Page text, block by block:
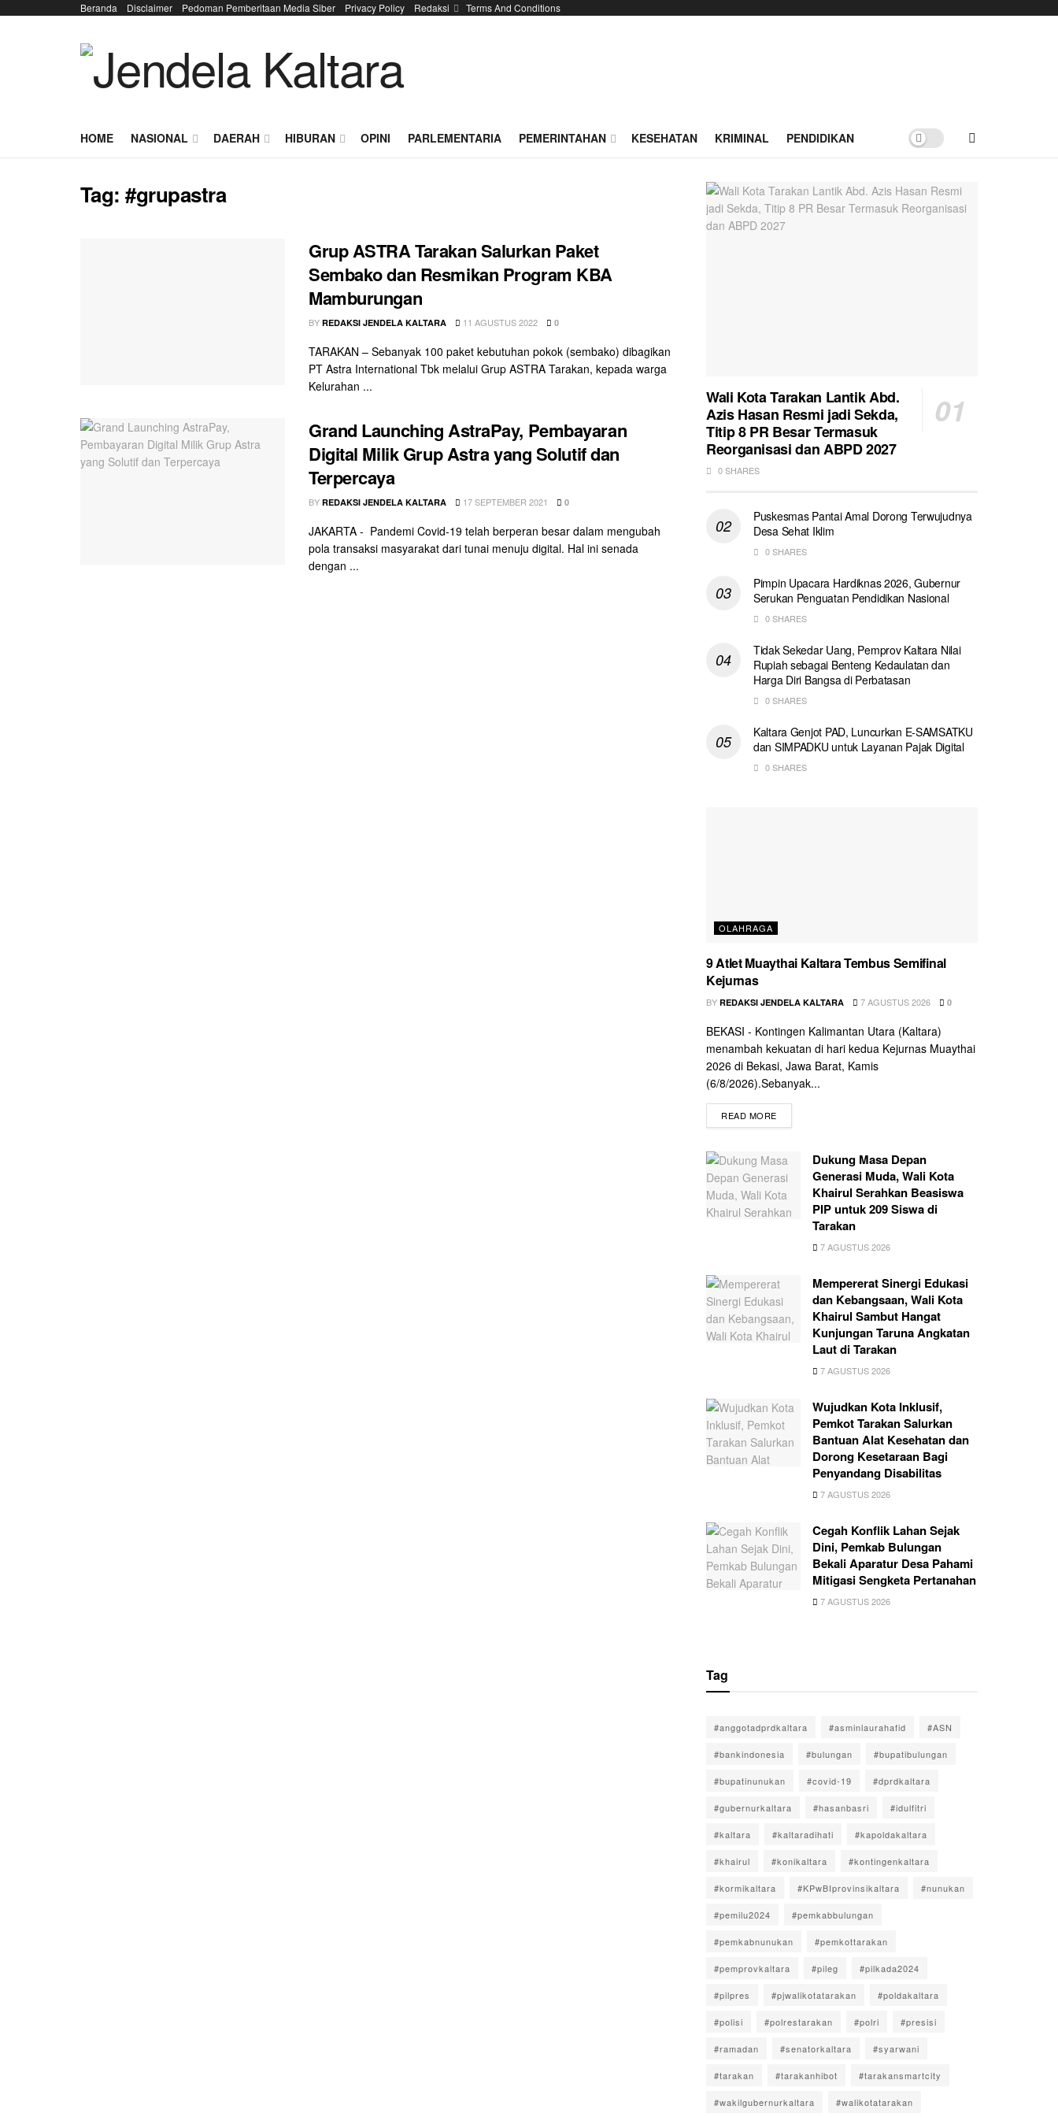
Beranda Disclaimer Pedoman Pemberitaan Media Siber Privacy Policy Redaksi Terms And Conditions
HOME NASIONAL DAERAH HIBURAN OPINI PARLEMENTARIA PEMERINTAHAN KESEHATAN KRIMINAL PENDIDIKAN
Tag:#grupastra
Grup ASTRA Tarakan Salurkan Paket
Sembako dan Resmikan Program KBA
Mamburungan
BY REDAKSI JENDELA KALTARA 11 AGUSTUS 2022 0
TARAKAN – Sebanyak 100 paket kebutuhan pokok (sembako) dibagikan
PT Astra International Tbk melalui Grup ASTRA Tarakan, kepada warga
Kelurahan ...
Grand Launching AstraPay, Pembayaran
Digital Milik Grup Astra yang Solutif dan
Terpercaya
BY REDAKSI JENDELA KALTARA 17 SEPTEMBER 2021 0
JAKARTA - Pandemi Covid-19 telah berperan besar dalam mengubah
pola transaksi masyarakat dari tunai menuju digital. Hal ini senada
dengan ...
Wali Kota Tarakan Lantik Abd.
Azis Hasan Resmi jadi Sekda,
Titip 8 PR Besar Termasuk
Reorganisasi dan ABPD 2027
0 SHARES
Puskesmas Pantai Amal Dorong Terwujudnya
Desa Sehat Iklim
0 SHARES
Pimpin Upacara Hardiknas 2026, Gubernur
Serukan Penguatan Pendidikan Nasional
0 SHARES
Tidak Sekedar Uang, Pemprov Kaltara Nilai
Rupiah sebagai Benteng Kedaulatan dan
Harga Diri Bangsa di Perbatasan
0 SHARES
Kaltara Genjot PAD, Luncurkan E-SAMSATKU
dan SIMPADKU untuk Layanan Pajak Digital
0 SHARES
OLAHRAGA
9 Atlet Muaythai Kaltara Tembus Semifinal
Kejurnas
BY REDAKSI JENDELA KALTARA 7 AGUSTUS 2026 0
BEKASI - Kontingen Kalimantan Utara (Kaltara)
menambah kekuatan di hari kedua Kejurnas Muaythai
2026 di Bekasi, Jawa Barat, Kamis
(6/8/2026).Sebanyak...
READ MORE
Dukung Masa Depan
Generasi Muda, Wali Kota
Khairul Serahkan Beasiswa
PIP untuk 209 Siswa di
Tarakan
7 AGUSTUS 2026
Mempererat Sinergi Edukasi
dan Kebangsaan, Wali Kota
Khairul Sambut Hangat
Kunjungan Taruna Angkatan
Laut di Tarakan
7 AGUSTUS 2026
Wujudkan Kota Inklusif,
Pemkot Tarakan Salurkan
Bantuan Alat Kesehatan dan
Dorong Kesetaraan Bagi
Penyandang Disabilitas
7 AGUSTUS 2026
Cegah Konflik Lahan Sejak
Dini, Pemkab Bulungan
Bekali Aparatur Desa Pahami
Mitigasi Sengketa Pertanahan
7 AGUSTUS 2026
Tag
#anggotadprdkaltara #asminlaurahafid #ASN
#bankindonesia #bulungan #bupatibulungan
#bupatinunukan #covid-19 #dprdkaltara
#gubernurkaltara #hasanbasri #idulfitri
#kaltara #kaltaradihati #kapoldakaltara
#khairul #konikaltara #kontingenkaltara
#kormikaltara #KPwBIprovinsikaltara #nunukan
#pemilu2024 #pemkabbulungan
#pemkabnunukan #pemkottarakan
#pemprovkaltara #pileg #pilkada2024
#pilpres #pjwalikotatarakan #poldakaltara
#polisi #polrestarakan #polri #presisi
#ramadan #senatorkaltara #syarwani
#tarakan #tarakanhibot #tarakansmartcity
#wakilgubernurkaltara #walikotatarakan